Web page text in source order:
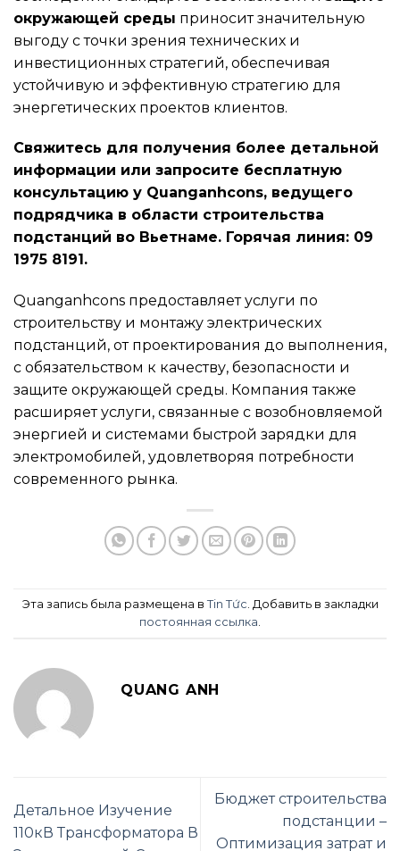
окружающей среды приносит значительную
выгоду с точки зрения технических и
инвестиционных стратегий, обеспечивая
устойчивую и эффективную стратегию для
энергетических проектов клиентов.
Свяжитесь для получения более детальной
информации или запросите бесплатную
консультацию у Quanganhcons, ведущего
подрядчика в области строительства
подстанций во Вьетнаме. Горячая линия: 09
1975 8191.
Quanganhcons предоставляет услуги по
строительству и монтажу электрических
подстанций, от проектирования до выполнения,
с обязательством к качеству, безопасности и
защите окружающей среды. Компания также
расширяет услуги, связанные с возобновляемой
энергией и системами быстрой зарядки для
электромобилей, удовлетворяя потребности
современного рынка.
Эта запись была размещена в Tin Tức . Добавить в закладки
постоянная ссылка
QUANG ANH
Детальное Изучение
110кВ Трансформатора В
Бюджет строительства
подстанции –
Оптимизация затрат и